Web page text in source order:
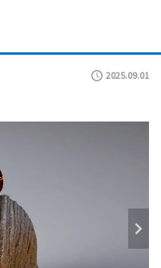
2025.09.01